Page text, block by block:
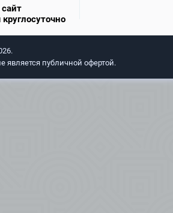
является публичной офертой.